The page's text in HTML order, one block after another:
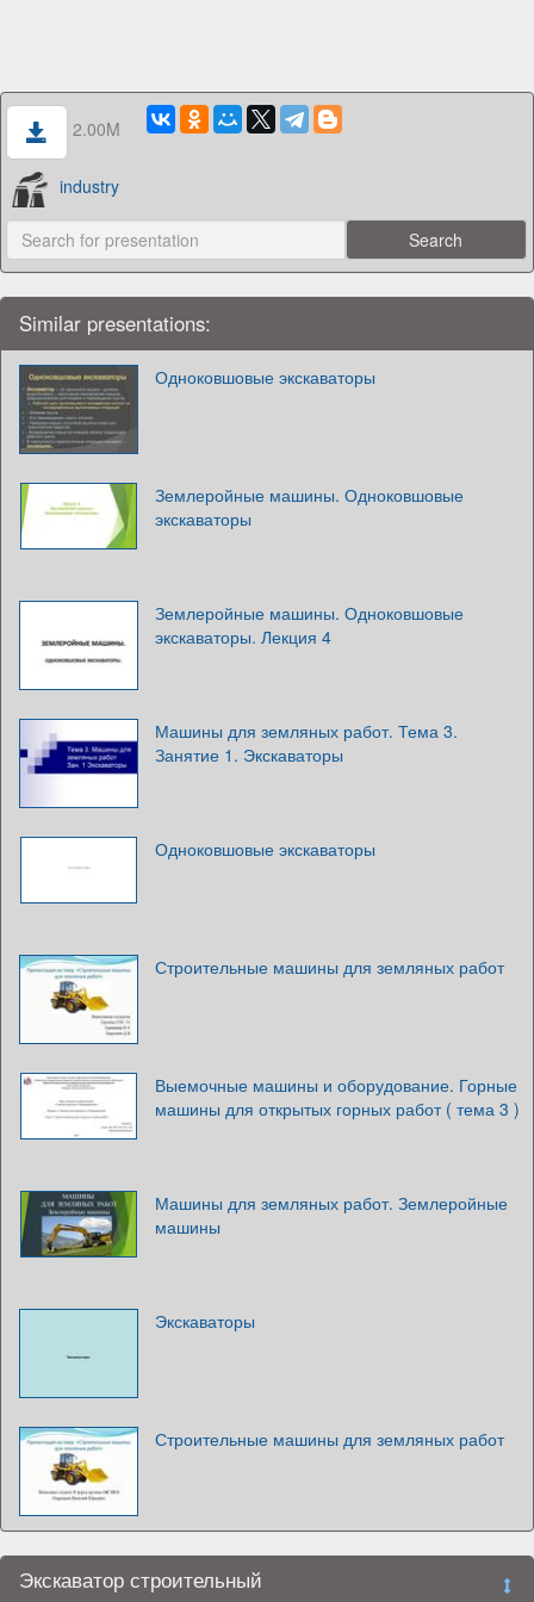
2.00M
industry
Similar presentations:
Одноковшовые экскаваторы
Землеройные машины. Одноковшовые
экскаваторы
Землеройные машины. Одноковшовые
экскаваторы. Лекция 4
Машины для земляных работ. Тема 3.
Занятие 1. Экскаваторы
Одноковшовые экскаваторы
Строительные машины для земляных работ
Выемочные машины и оборудование. Горные
машины для открытых горных работ ( тема 3 )
Машины для земляных работ. Землеройные
машины
Экскаваторы
Строительные машины для земляных работ
Экскаватор строительный